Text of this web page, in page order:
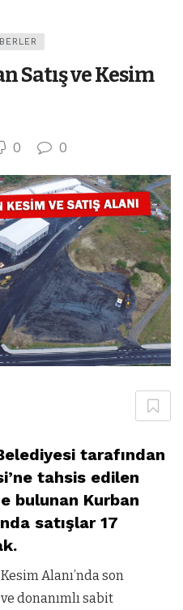
Satış ve Kesim
0 0
tarafından
tahsis edilen
bulunan Kurban
satışlar 17
Alanı’nda son
donanımlı sabit